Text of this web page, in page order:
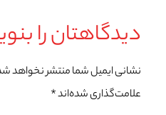
دیدگاهتان را
نشانی ایمیل شما منتشر نخواهد
علامت‌گذاری شده‌اند*